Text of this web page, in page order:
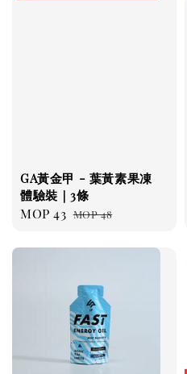
GA黃金甲 - 葉黃素果凍
體驗裝｜3條
Sale
MOP 43 Regular
MOP 48